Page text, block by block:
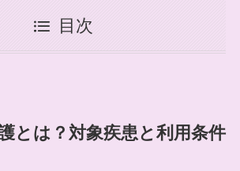
目次
とは？対象疾患と利用条件